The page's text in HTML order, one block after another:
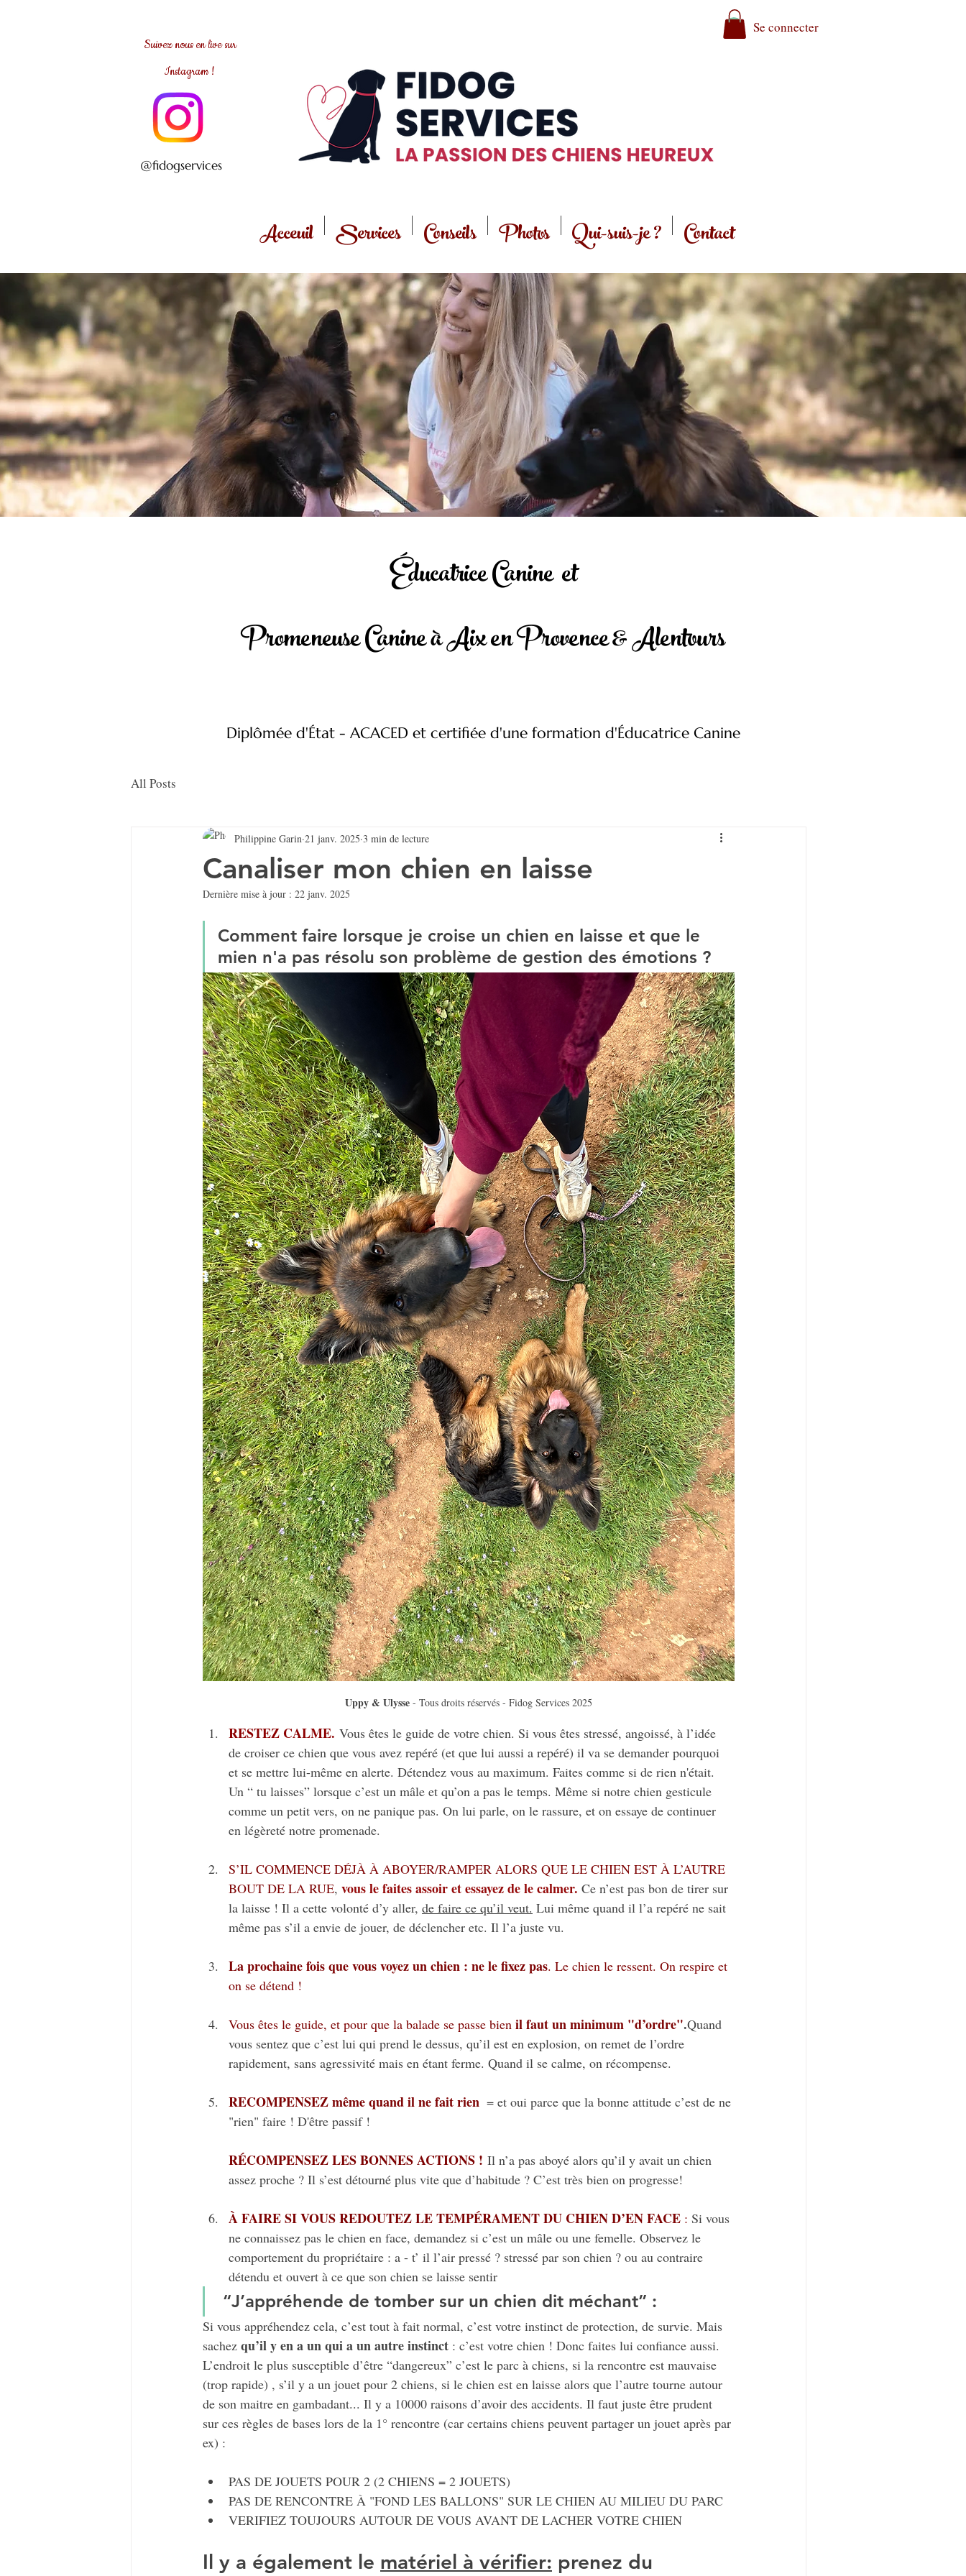
Suivez nous en live sur
Instagram !
@fidogservices
Se connecter
Acceuil Services Conseils Photos Qui-suis-je ? Contact
Éducatrice Canine et
Promeneuse Canine à Aix en Provence & Alentours
Diplômée d'État - ACACED et certifiée d'une formation d'Éducatrice Canine
All Posts
Canaliser mon chien en laisse
Philippine Garin 21 janv. 2025 3 min de lecture
Dernière mise à jour : 22 janv. 2025
Comment faire lorsque je croise un chien en laisse et que le
mien n'a pas résolu son problème de gestion des émotions ?
Uppy & Ulysse - Tous droits réservés - Fidog Services 2025
RESTEZ CALME. Vous êtes le guide de votre chien. Si vous êtes stressé, angoissé, à l’idée
de croiser ce chien que vous avez repéré (et que lui aussi a repéré) il va se demander pourquoi
et se mettre lui-même en alerte. Détendez vous au maximum. Faites comme si de rien n'était.
Un “ tu laisses” lorsque c’est un mâle et qu’on a pas le temps. Même si notre chien gesticule
comme un petit vers, on ne panique pas. On lui parle, on le rassure, et on essaye de continuer
en légèreté notre promenade.
S’IL COMMENCE DÉJÀ À ABOYER/RAMPER ALORS QUE LE CHIEN EST À L’AUTRE
BOUT DE LA RUE, vous le faites assoir et essayez de le calmer. Ce n’est pas bon de tirer sur
la laisse ! Il a cette volonté d’y aller, de faire ce qu’il veut. Lui même quand il l’a repéré ne sait
même pas s’il a envie de jouer, de déclencher etc. Il l’a juste vu.
La prochaine fois que vous voyez un chien : ne le fixez pas. Le chien le ressent. On respire et
on se détend !
Vous êtes le guide, et pour que la balade se passe bien il faut un minimum "d’ordre".Quand
vous sentez que c’est lui qui prend le dessus, qu’il est en explosion, on remet de l’ordre
rapidement, sans agressivité mais en étant ferme. Quand il se calme, on récompense.
RECOMPENSEZ même quand il ne fait rien = et oui parce que la bonne attitude c’est de ne
"rien" faire ! D'être passif !
RÉCOMPENSEZ LES BONNES ACTIONS ! Il n’a pas aboyé alors qu’il y avait un chien
assez proche ? Il s’est détourné plus vite que d’habitude ? C’est très bien on progresse!
À FAIRE SI VOUS REDOUTEZ LE TEMPÉRAMENT DU CHIEN D’EN FACE : Si vous
ne connaissez pas le chien en face, demandez si c’est un mâle ou une femelle. Observez le
comportement du propriétaire : a - t’ il l’air pressé ? stressé par son chien ? ou au contraire
détendu et ouvert à ce que son chien se laisse sentir
​ “J’appréhende de tomber sur un chien dit méchant” :
Si vous appréhendez cela, c’est tout à fait normal, c’est votre instinct de protection, de survie. Mais
sachez qu’il y en a un qui a un autre instinct : c’est votre chien ! Donc faites lui confiance aussi.
L’endroit le plus susceptible d’être “dangereux” c’est le parc à chiens, si la rencontre est mauvaise
(trop rapide) , s’il y a un jouet pour 2 chiens, si le chien est en laisse alors que l’autre tourne autour
de son maitre en gambadant... Il y a 10000 raisons d’avoir des accidents. Il faut juste être prudent
sur ces règles de bases lors de la 1° rencontre (car certains chiens peuvent partager un jouet après par
ex) :
PAS DE JOUETS POUR 2 (2 CHIENS = 2 JOUETS)
PAS DE RENCONTRE À "FOND LES BALLONS" SUR LE CHIEN AU MILIEU DU PARC
VERIFIEZ TOUJOURS AUTOUR DE VOUS AVANT DE LACHER VOTRE CHIEN
​Il y a également le matériel à vérifier: prenez du